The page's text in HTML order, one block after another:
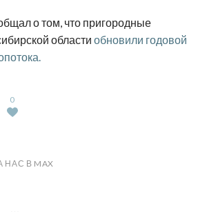
о том, что пригородные
области обновили годовой
0
В MAX